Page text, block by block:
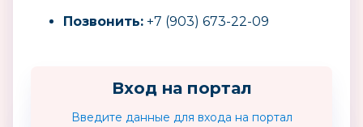
Позвонить: +7 (903) 673-22-09
Вход на портал
Введите данные для входа на портал